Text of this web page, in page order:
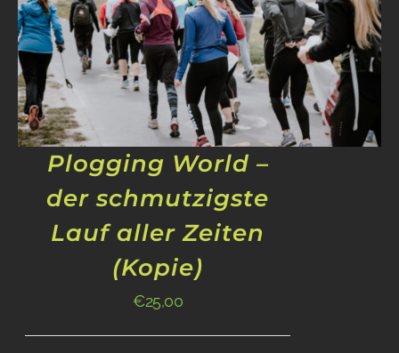
Plogging World –
der schmutzigste
Lauf aller Zeiten
(Kopie)
€25,00